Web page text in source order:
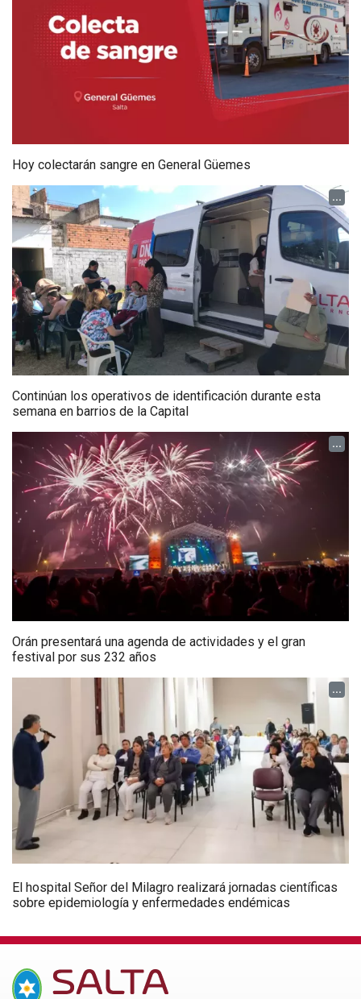
Hoy colectarán sangre en General Güemes
...
Continúan los operativos de identificación durante esta
semana en barrios de la Capital
...
Orán presentará una agenda de actividades y el gran
festival por sus 232 años
...
El hospital Señor del Milagro realizará jornadas científicas
sobre epidemiología y enfermedades endémicas